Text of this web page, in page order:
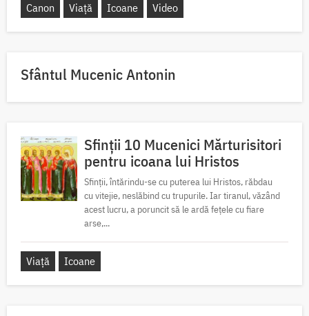
Canon Viață Icoane Video
Sfântul Mucenic Antonin
Sfinții 10 Mucenici Mărturisitori
pentru icoana lui Hristos
Sfinții, întărindu-se cu puterea lui Hristos, răbdau
cu vitejie, neslăbind cu trupurile. Iar tiranul, văzând
acest lucru, a poruncit să le ardă fețele cu fiare
arse,...
Viață Icoane